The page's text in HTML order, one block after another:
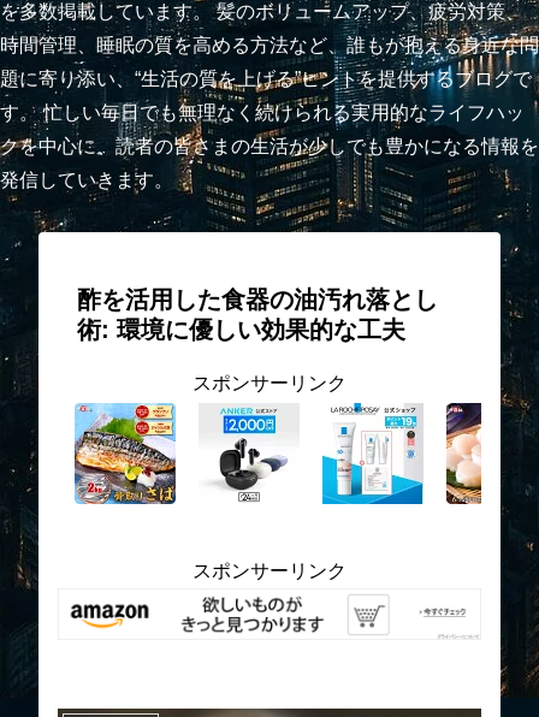
を多数掲載しています。 髪のボリュームアップ、疲労対策、
時間管理、睡眠の質を高める方法など、誰もが抱える身近な問
題に寄り添い、“生活の質を上げる”ヒントを提供するブログで
す。 忙しい毎日でも無理なく続けられる実用的なライフハッ
クを中心に、読者の皆さまの生活が少しでも豊かになる情報を
発信していきます。
酢を活用した食器の油汚れ落とし
術: 環境に優しい効果的な工夫
スポンサーリンク
スポンサーリンク